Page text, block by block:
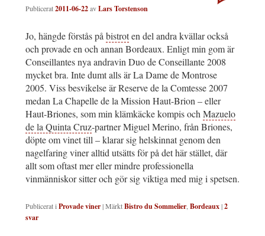
Publicerat2011-06-22avLars Torstenson
Jo, hängde förstås på bistroten del andra kvällar också
och provade en och annan Bordeaux. Enligt min gom är
Conseillantes nya andravin Duo de Conseillante 2008
mycket bra. Inte dumt alls är La Dame de Montrose
2005. Viss besvikelse är Reserve de la Comtesse 2007
medan La Chapelle de la Mission Haut-Brion – eller
Haut-Briones, som min klämkäcke kompis och Mazuelo
de la Quinta Cruz-partner Miguel Merino, från Briones,
döpte om vinet till – klarar sig helskinnat genom den
nagelfaring viner alltid utsätts för på det här stället, där
allt som oftast mer eller mindre professionella
vinmänniskor sitter och gör sig viktiga med mig i spetsen.
Publicerat i Provade viner|MärktBistro du Sommelier Bordeaux|2
svar